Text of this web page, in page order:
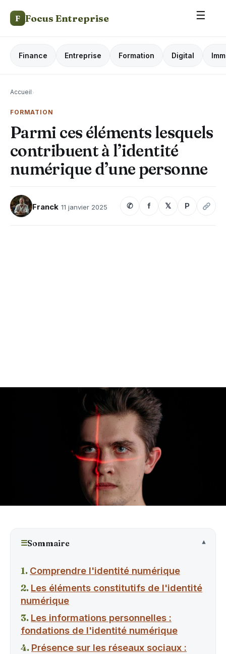
F Focus Entreprise ☰
Finance Entreprise Formation Digital
Accueil›
FORMATION
Parmi ces éléments lesquels
contribuent à l’identité
numérique d’une personne
Franck 11 janvier 2025 ✆ f 𝕏 P
☰Sommaire
Comprendre l'identité numérique
Les éléments constitutifs de l'identité
numérique
Les informations personnelles :
fondations de l'identité numérique
Présence sur les réseaux sociaux :